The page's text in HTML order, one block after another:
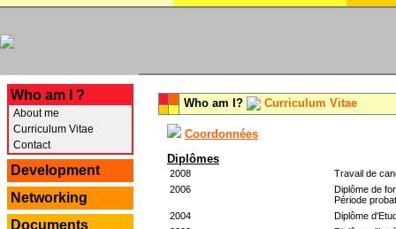
Who am I ?
About me
Curriculum Vitae
Contact
Development
Networking
Documents
Who am I? Curriculum Vitae
Coordonnées
Diplômes
2008
Travail de
2006
Diplôme de
Période
2004
Diplôme